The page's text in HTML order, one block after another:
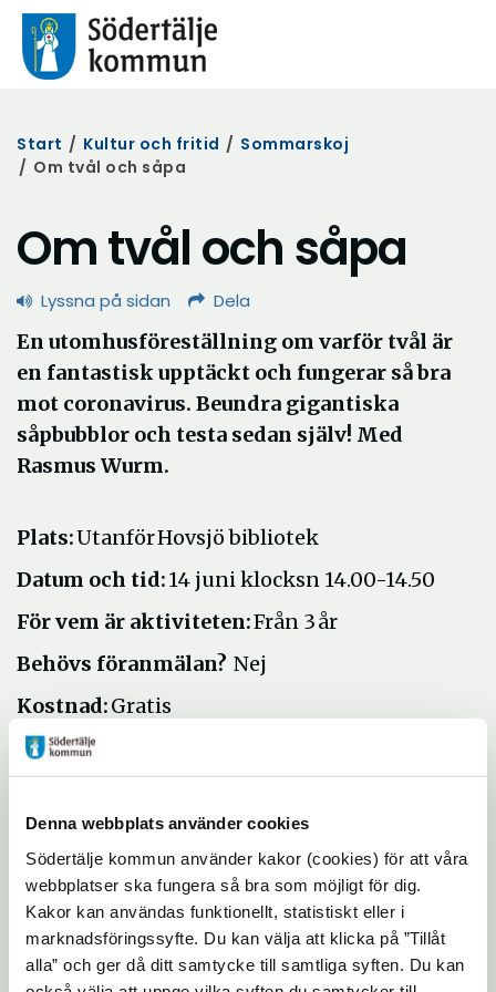
Denna webbplats använder cookies
Södertälje kommun använder kakor (cookies) för att våra
webbplatser ska fungera så bra som möjligt för dig.
Kakor kan användas funktionellt, statistiskt eller i
marknadsföringssyfte. Du kan välja att klicka på ”Tillåt
alla” och ger då ditt samtycke till samtliga syften. Du kan
Start / Kultur och fritid / Sommarskoj
/ Om tvål och såpa
Om tvål och såpa
Lyssna på sidan Dela
En utomhusföreställning om varför tvål är
en fantastisk upptäckt och fungerar så bra
mot coronavirus. Beundra gigantiska
såpbubblor och testa sedan själv! Med
Rasmus Wurm.
Plats:Utanför Hovsjö bibliotek
Datum och tid:14 juni klocksn 14.00-14.50
För vem är aktiviteten:Från 3 år
Behövs föranmälan? Nej
Kostnad:Gratis
Anpassas aktiviteten för personer med
funktionsnedsättning:Ja
Kontaktuppgifter vid frågor gällande
aktiviteten:hovsjo.bibliotek@sodertalje.se
Uppdaterad: 2026-05-22
Blev du hjälpt av informationen på den här sidan?